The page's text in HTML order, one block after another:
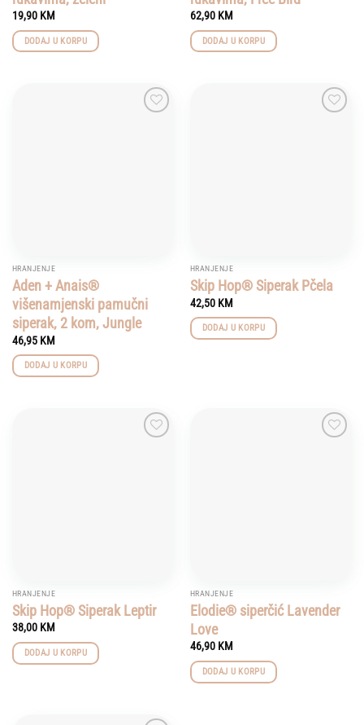
19,90 KM
DODAJ U KORPU
62,90 KM
DODAJ U KORPU
HRANJENJE
Aden + Anais®
višenamjenski pamučni
siperak, 2 kom, Jungle
46,95 KM
DODAJ U KORPU
HRANJENJE
Skip Hop® Siperak Pčela
42,50 KM
DODAJ U KORPU
HRANJENJE
Skip Hop® Siperak Leptir
38,00 KM
DODAJ U KORPU
HRANJENJE
Elodie® siperčić Lavender
Love
46,90 KM
DODAJ U KORPU